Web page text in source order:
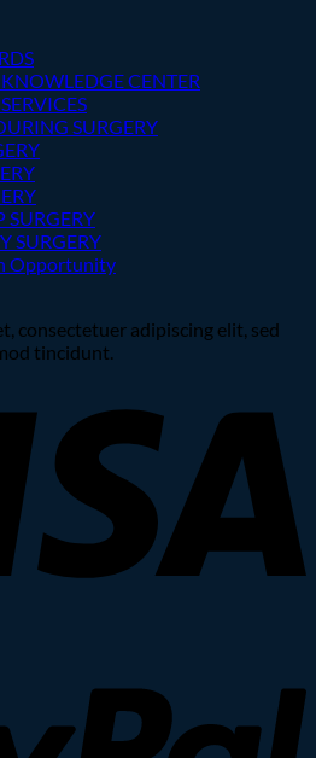
CENTER
SURGERY
SURGERY
SURGERY
Opportunity
consectetuer adipiscing elit, sed
tincidunt.